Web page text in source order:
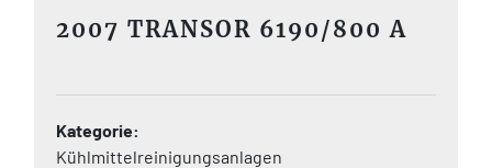
2007 TRANSOR 6190/800 A
Kategorie
Kühlmittelreinigungsanlagen